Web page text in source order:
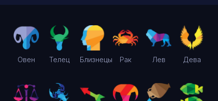
Овен Телец Близнецы Рак Лев Дева